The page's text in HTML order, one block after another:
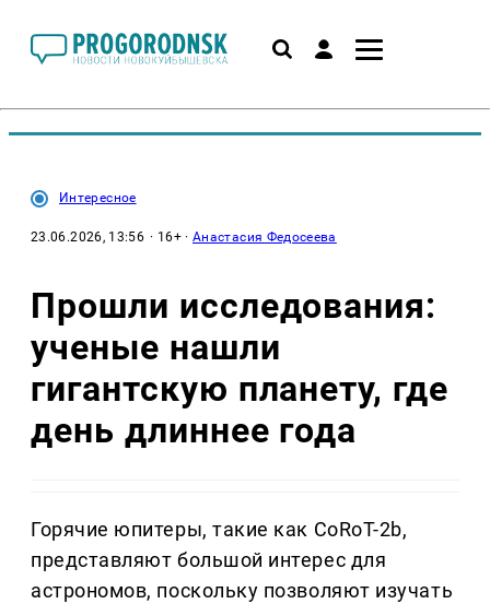
Интересное
23.06.2026, 13:56 · 16+ ·Анастасия Федосеева
Прошли исследования:
ученые нашли
гигантскую планету, где
день длиннее года
Горячие юпитеры, такие как CoRoT-2b,
представляют большой интерес для
астрономов, поскольку позволяют изучать